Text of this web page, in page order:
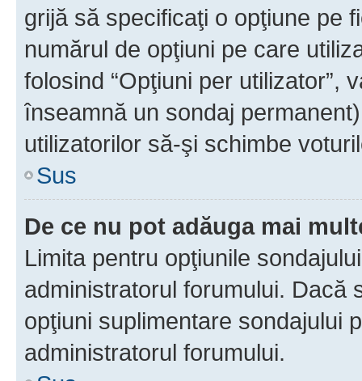
grijă să specificaţi o opţiune pe
numărul de opţiuni pe care
folosind “Opţiuni per utilizator”,
înseamnă un sondaj
utilizatorilor să-şi schimbe
Sus
De ce nu pot adăuga mai
Limita pentru opţiunile
administratorul forumului. Dacă
opţiuni suplimentare sondajului
administratorul forumului.